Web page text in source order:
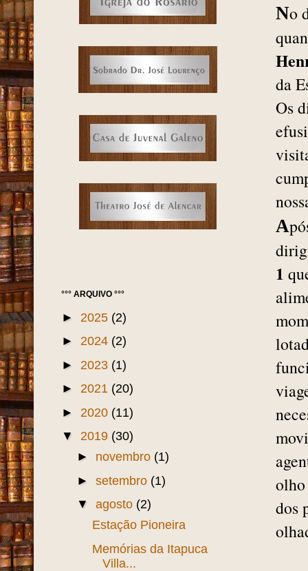
No
da
Os
A
1
dos
°°° ARQUIVO °°°
► 2025 (2)
► 2024 (2)
► 2023 (1)
► 2021 (20)
► 2020 (11)
▼ 2019 (30)
► novembro (1)
► setembro (1)
▼ agosto (2)
Estação Pioneira
Memórias da Itapuca
Villa...